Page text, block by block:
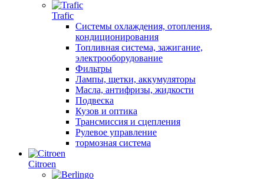
Trafic
Системы охлаждения, отопления,
кондиционирования
Топливная система, зажигание,
электрооборудование
Фильтры
Лампы, щетки, аккумуляторы
Масла, антифризы, жидкости
Подвеска
Кузов и оптика
Трансмиссия и сцепления
Рулевое управление
тормозная система
Citroen